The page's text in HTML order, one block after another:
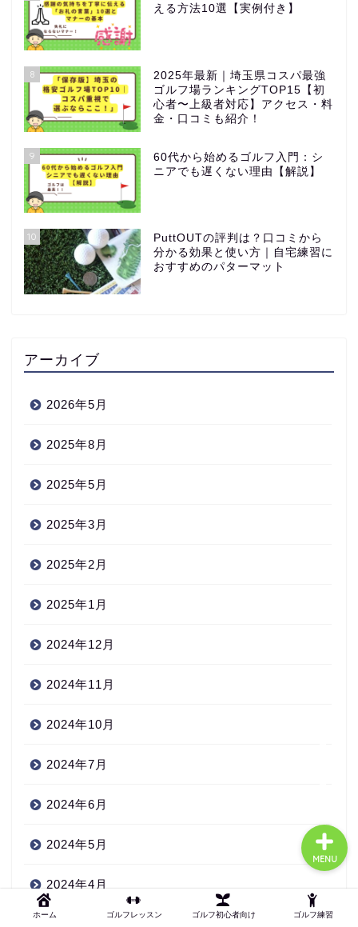
える方法10選【実例付き】
8
2025年最新｜埼玉県コスパ最強
ゴルフ場ランキングTOP15【初
心者〜上級者対応】アクセス・料
金・口コミも紹介！
9
60代から始めるゴルフ入門：シ
ニアでも遅くない理由【解説】
10
PuttOUTの評判は？口コミから
分かる効果と使い方｜自宅練習に
おすすめのパターマット
アーカイブ
2026年5月
2025年8月
2025年5月
2025年3月
2025年2月
2025年1月
2024年12月
2024年11月
2024年10月
2024年7月
2024年6月
2024年5月
2024年4月
ホーム ゴルフレッスン ゴルフ初心者向け ゴルフ練習
MENU